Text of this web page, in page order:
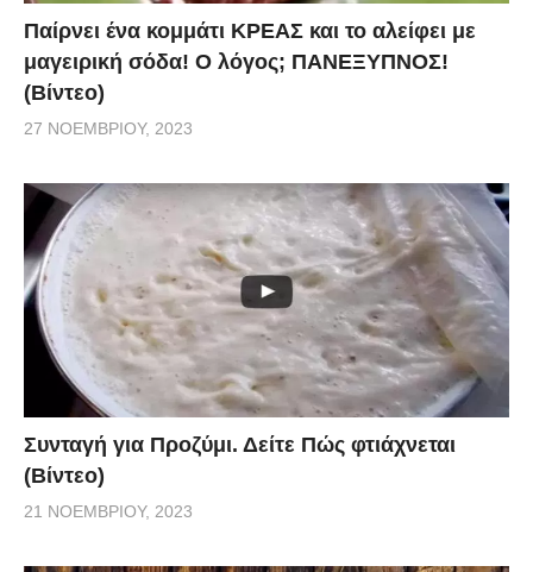
Παίρνει ένα κομμάτι ΚΡΕΑΣ και το αλείφει με
μαγειρική σόδα! Ο λόγος; ΠΑΝΕΞΥΠΝΟΣ!
(Βίντεο)
27 ΝΟΕΜΒΡΊΟΥ, 2023
Συνταγή για Προζύμι. Δείτε Πώς φτιάχνεται
(Βίντεο)
21 ΝΟΕΜΒΡΊΟΥ, 2023